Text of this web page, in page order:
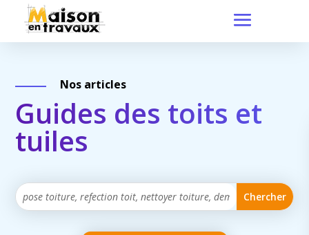
Nos articles
Guides des toits et
tuiles